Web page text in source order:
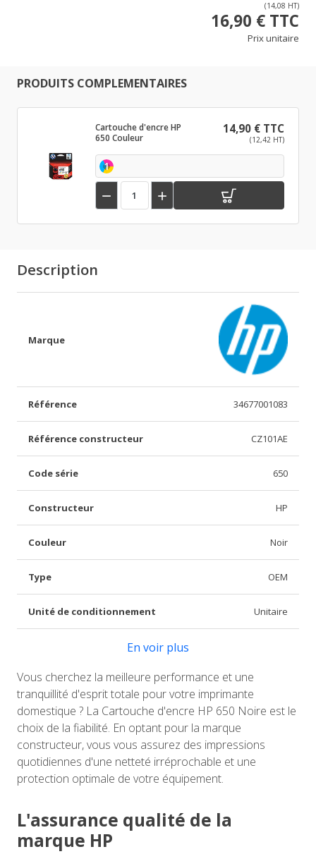
(14,08 HT)
16,90 € TTC
Prix unitaire
PRODUITS COMPLEMENTAIRES
Cartouche d'encre HP
650 Couleur
14,90 € TTC
(12,42 HT)
1
 
Description
Marque
Référence 34677001083
Référence constructeur CZ101AE
Code série 650
Constructeur HP
Couleur Noir
Type OEM
Unité de conditionnement Unitaire
En voir plus
Vous cherchez la meilleure performance et une
tranquillité d'esprit totale pour votre imprimante
domestique ? La Cartouche d'encre HP 650 Noire est le
choix de la fiabilité. En optant pour la marque
constructeur, vous vous assurez des impressions
quotidiennes d'une netteté irréprochable et une
protection optimale de votre équipement.
L'assurance qualité de la
marque HP